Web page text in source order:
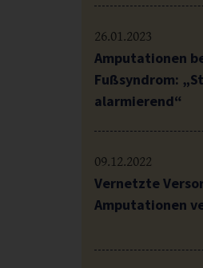
26.01.2023
Amputationen
Fußsyndrom:
alarmierend“
09.12.2022
Vernetzte
Amputationen